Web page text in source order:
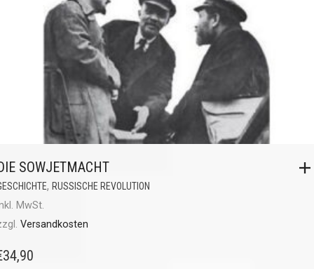
SOWJETMACHT
, RUSSISCHE REVOLUTION
MwSt.
Versandkosten
34,90